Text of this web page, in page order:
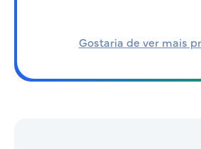
Gostaria de ver mais